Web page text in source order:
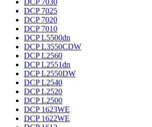
DCP 7025
DCP 7020
DCP 7010
DCP L5500dn
DCP L3550CDW
DCP L2560
DCP L2551dn
DCP L2550DW
DCP L2540
DCP L2520
DCP L2500
DCP 1623WE
DCP 1622WE